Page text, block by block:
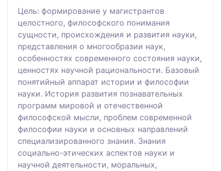
Цель: формирование у магистрантов
целостного, философского понимания
сущности, происхождения и развития науки,
представления о многообразии наук,
особенностях современного состояния науки,
ценностях научной рациональности. Базовый
понятийный аппарат истории и философии
науки. История развития познавательных
программ мировой и отечественной
философской мысли, проблем современной
философии науки и основных направлений
специализированного знания. Знания
социально-этических аспектов науки и
научной деятельности, моральных,